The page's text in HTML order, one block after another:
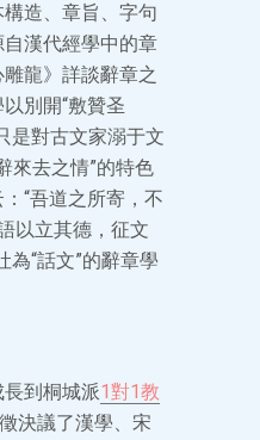
造、章旨、字句
漢代經學中的章
龍》詳談辭章之
別開“敷贊圣
是對古文家溺于文
來去之情”的特色
“吾道之所寄，不
以立其德，征文
“話文”的辭章學
到桐城派1對1教
決議了漢學、宋